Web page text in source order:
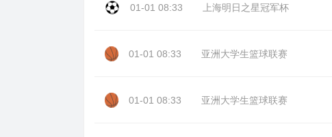
01-01 08:33 上海明日之星冠军杯
01-01 08:33 亚洲大学生篮球联赛
01-01 08:33 亚洲大学生篮球联赛